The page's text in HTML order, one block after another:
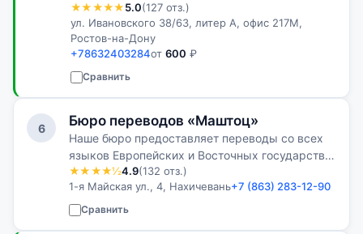
апостиль, устный и письменный перевод.
Работаем быстро и точно, подберем удобный
способ связи.
★★★★★5.0(127 отз.)
ул. Ивановского 38/63, литер А, офис 217М,
Ростов-на-Дону
+78632403284от 600 ₽
Сравнить
6 Бюро переводов «Маштоц»
Наше бюро предоставляет переводы со всех
языков Европейских и Восточных государств,
а также стран СНГ.
★★★★½4.9(132 отз.)
1-я Майская ул., 4, Нахичевань+7 (863) 283-12-90
Сравнить